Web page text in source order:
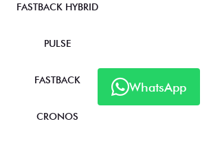
WhatsApp
FASTBACK HYBRID
PULSE
FASTBACK
CRONOS